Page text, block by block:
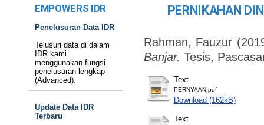
EMPOWERS IDR
Penelusuran Data IDR
Telusuri data di dalam
IDR kami
menggunakan fungsi
penelusuran lengkap
(Advanced).
Update Data IDR
Terbaru
PERNIKAHAN
Rahman, Fauzur
Banjar. Tesis,
Text
PERNYAAN.pdf
Download (162kB)
Text